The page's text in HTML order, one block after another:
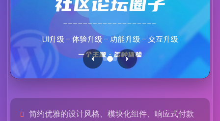
简约优雅的设计风格、模块化组件、响应式付款